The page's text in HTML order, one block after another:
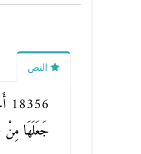
النص
18356 أَخْبَرَنَا
جَعَلَهَا